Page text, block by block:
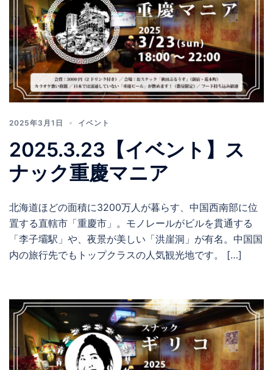
2025年3月1日 イベント
2025.3.23【イベント】ス
ナック重慶マニア
北海道ほどの面積に3200万人が暮らす、中国西南部に位
置する直轄市「重慶市」。モノレールがビルを貫通する
「李子壩駅」や、夜景が美しい「洪崖洞」が有名。中国国
内の旅行先でもトップクラスの人気観光地です。 […]